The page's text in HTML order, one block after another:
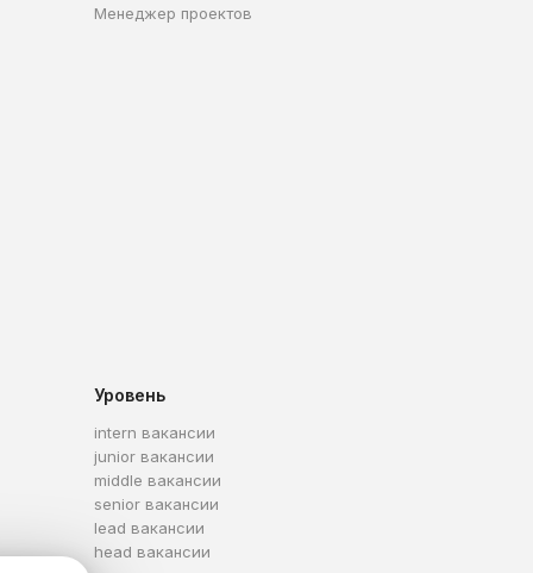
Менеджер проектов
Уровень
intern вакансии
junior вакансии
middle вакансии
senior вакансии
lead вакансии
head вакансии